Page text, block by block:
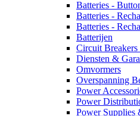
Batteries -
Batteries -
Batteries -
Batterijen
Circuit
Diensten &
Omvormers
Overspanning
Power
Power
Power Supplies